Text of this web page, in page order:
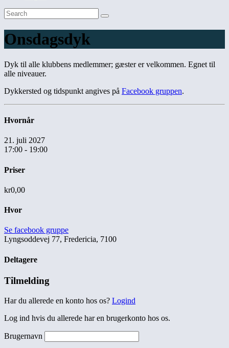
Onsdagsdyk
Dyk til alle klubbens medlemmer; gæster er velkommen. Egnet til
alle niveauer.
Dykkersted og tidspunkt angives på Facebook gruppen.
Hvornår
21. juli 2027
17:00 - 19:00
Priser
kr0,00
Hvor
Se facebook gruppe
Lyngsoddevej 77, Fredericia, 7100
Deltagere
Tilmelding
Har du allerede en konto hos os? Logind
Log ind hvis du allerede har en brugerkonto hos os.
Brugernavn